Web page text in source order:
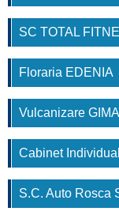
SC TOTAL
Floraria EDENIA
Vulcanizare
Cabinet
S.C. Auto Rosca